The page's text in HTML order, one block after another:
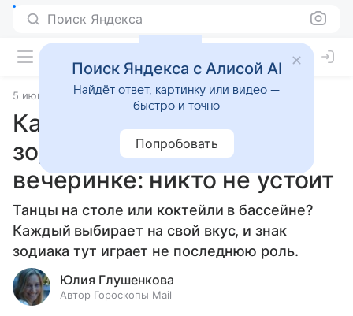
Поиск Яндекса
5 июня 2026 Источник:Гороскопы Mail Статьи
Как развлекаются знаки
зодиака на пляжной
вечеринке: никто не устоит
Танцы на столе или коктейли в бассейне?
Каждый выбирает на свой вкус, и знак
зодиака тут играет не последнюю роль.
Юлия Глушенкова
Автор Гороскопы Mail
Поиск Яндекса с Алисой AI
Найдёт ответ, картинку или видео —
быстро и точно
Попробовать